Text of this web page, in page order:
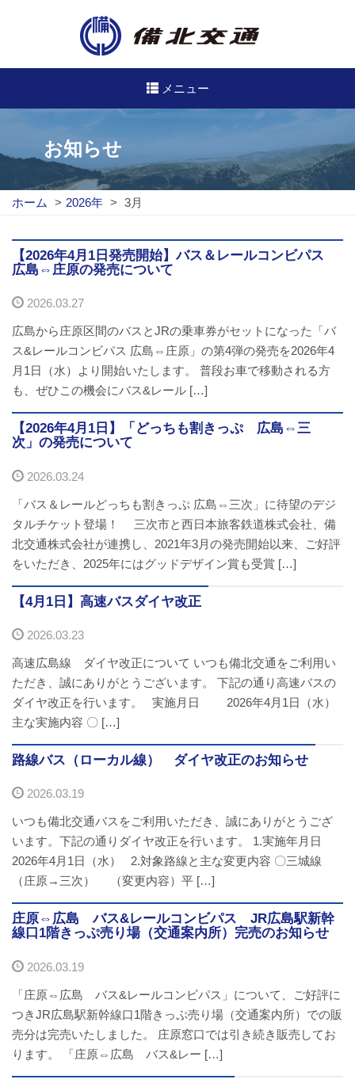
メニュー
高速バス
路線バス
路線図
バスのご利用方法
バスパックについて
貸切バス・旅行業
まごころツアー
企業情報
会社概要
備北交通の歴史（アルバム）
リンク
閉じる
お知らせ
ホーム > 2026年 > 3月
【2026年4月1日発売開始】バス＆レールコンビパス
広島⇔庄原の発売について
2026.03.27
広島から庄原区間のバスとJRの乗車券がセットになった「バ
ス&レールコンビパス 広島⇔庄原」の第4弾の発売を2026年4
月1日（水）より開始いたします。 普段お車で移動される方
も、ぜひこの機会にバス&レール […]
【2026年4月1日】「どっちも割きっぷ 広島⇔三
次」の発売について
2026.03.24
「バス＆レールどっちも割きっぷ 広島⇔三次」に待望のデジ
タルチケット登場！ 三次市と西日本旅客鉄道株式会社、備
北交通株式会社が連携し、2021年3月の発売開始以来、ご好評
をいただき、2025年にはグッドデザイン賞も受賞 […]
【4月1日】高速バスダイヤ改正
2026.03.23
高速広島線 ダイヤ改正について いつも備北交通をご利用い
ただき、誠にありがとうございます。 下記の通り高速バスの
ダイヤ改正を行います。 実施月日 2026年4月1日（水）
主な実施内容 〇 […]
路線バス（ローカル線） ダイヤ改正のお知らせ
2026.03.19
いつも備北交通バスをご利用いただき、誠にありがとうござ
います。下記の通りダイヤ改正を行います。 1.実施年月日
2026年4月1日（水） 2.対象路線と主な変更内容 〇三城線
（庄原→三次） （変更内容）平 […]
庄原⇔広島 バス&レールコンビパス JR広島駅新幹
線口1階きっぷ売り場（交通案内所）完売のお知らせ
2026.03.19
「庄原⇔広島 バス&レールコンビパス」について、ご好評に
つきJR広島駅新幹線口1階きっぷ売り場（交通案内所）での販
売分は完売いたしました。 庄原窓口では引き続き販売してお
ります。 「庄原⇔広島 バス&レー […]